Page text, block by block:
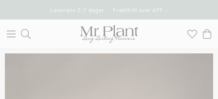
Leverans 3-7 dagar Fraktfritt över 499 :-